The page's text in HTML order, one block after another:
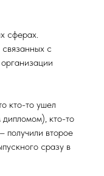
сферах.
с
кто-то ушел
кто-то
получили второе
сразу в